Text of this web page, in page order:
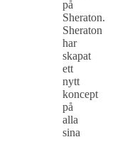
på
Sheraton.
Sheraton
har
skapat
ett
nytt
koncept
på
alla
sina